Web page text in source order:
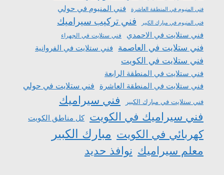
فني المنيوم في المنطقة العاشرة فني المنيوم في حولي
فني المنيوم في مبارك الكبير فني تركيب سيراميك
فني ستلايت في الاحمدي فني ستلايت في الجهراء
فني ستلايت في العاصمة فني ستلايت في الفروانية
فني ستلايت في الكويت
فني ستلايت في المنطقة الرابعة
فني ستلايت في المنطقة العاشرة فني ستلايت في حولي
فني ستلايت في مبارك الكبير
فني سيراميك
فني سيراميك في الكويت
كل مناطق الكويت
كهربائي في الكويت مبارك الكبير
معلم سيراميك نوافذ حديد